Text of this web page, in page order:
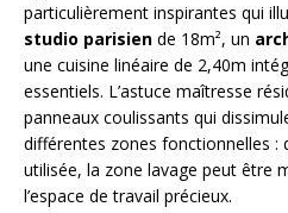
particulièrement inspirantes qui
studio parisien de 18m², un
une cuisine linéaire de 2,40m
essentiels. L’astuce maîtresse
panneaux coulissants qui
différentes zones fonctionnelles :
utilisée, la zone lavage peut être
l’espace de travail précieux.